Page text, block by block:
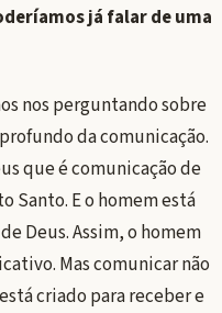
já falar de uma
nos perguntando sobre
da comunicação.
que é comunicação de
Santo. E o homem está
Deus. Assim, o homem
Mas comunicar não
criado para receber e